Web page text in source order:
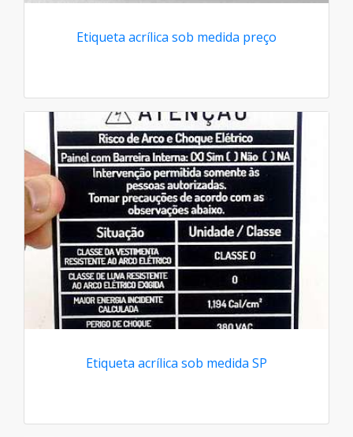
Etiqueta acrílica sob medida preço
Etiqueta acrílica sob medida SP